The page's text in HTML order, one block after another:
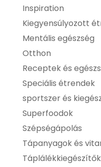
Inspiration
Kiegyensúlyozott
Mentális egészség
Otthon
Receptek és
Speciális étrendek
sportszer és
Superfoodok
Szépségápolás
Tápanyagok és
Táplálékkiegészítők